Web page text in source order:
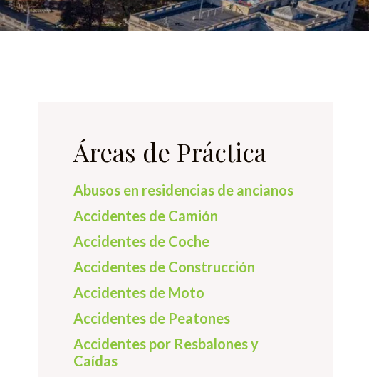
Áreas de Práctica
Abusos en residencias de ancianos
Accidentes de Camión
Accidentes de Coche
Accidentes de Construcción
Accidentes de Moto
Accidentes de Peatones
Accidentes por Resbalones y
Caídas